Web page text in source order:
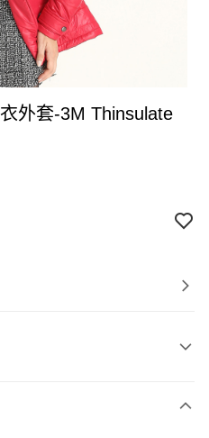
外套-3M Thinsulate